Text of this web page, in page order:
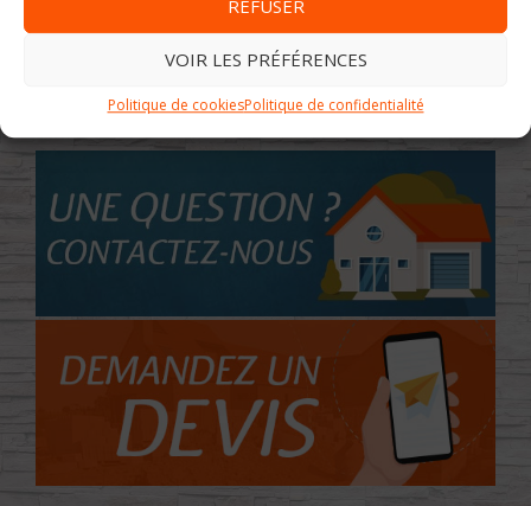
REFUSER
VOIR LES PRÉFÉRENCES
Politique de cookiesPolitique de confidentialité